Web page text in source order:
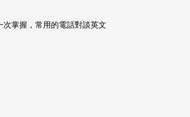
次掌握，常用的電話對談英文